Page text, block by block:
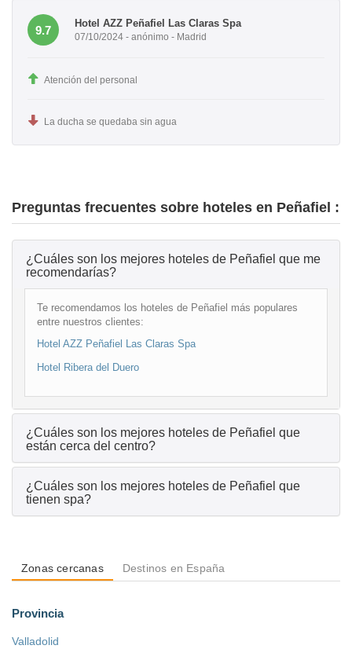
9.7
Hotel AZZ Peñafiel Las Claras Spa
07/10/2024 - anónimo - Madrid
Atención del personal
La ducha se quedaba sin agua
Preguntas frecuentes sobre hoteles en Peñafiel :
¿Cuáles son los mejores hoteles de Peñafiel que me
recomendarías?
Te recomendamos los hoteles de Peñafiel más populares
entre nuestros clientes:
Hotel AZZ Peñafiel Las Claras Spa
Hotel Ribera del Duero
¿Cuáles son los mejores hoteles de Peñafiel que
están cerca del centro?
¿Cuáles son los mejores hoteles de Peñafiel que
tienen spa?
Zonas cercanas Destinos en España
Provincia
Valladolid